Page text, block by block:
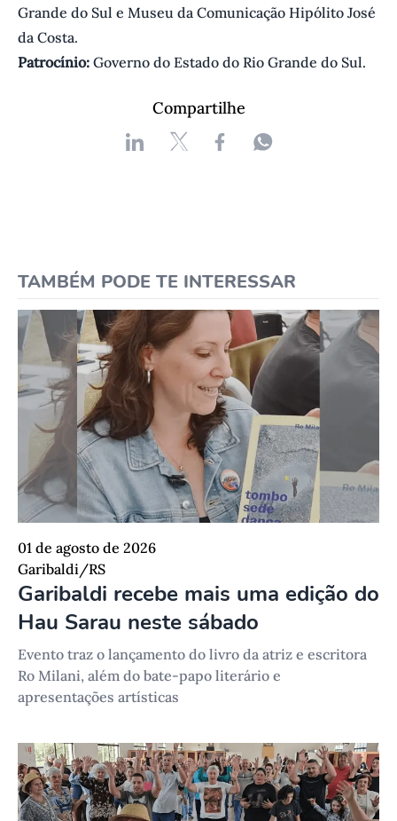
Grande do Sul e Museu da Comunicação Hipólito José
da Costa.
Patrocínio: Governo do Estado do Rio Grande do Sul.
Compartilhe
TAMBÉM PODE TE INTERESSAR
01 de agosto de 2026
Garibaldi/RS
Garibaldi recebe mais uma edição do
Hau Sarau neste sábado
Evento traz o lançamento do livro da atriz e escritora
Ro Milani, além do bate-papo literário e
apresentações artísticas